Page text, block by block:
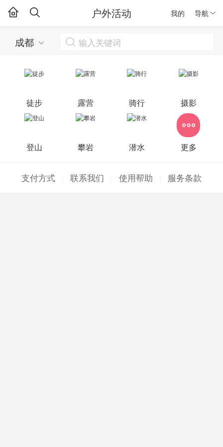
我的 导航
户外活动
成都
徒步 露营 骑行 摄影
登山 攀岩 潜水 更多
支付方式 联系我们 使用帮助 服务条款